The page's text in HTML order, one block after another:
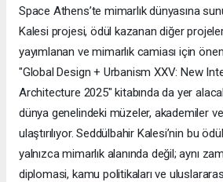
Space Athens’te mimarlık dünyasına
Kalesi projesi, ödül kazanan diğer
yayımlanan ve mimarlık camiası için
"Global Design + Urbanism XXV: New
Architecture 2025" kitabında da yer
dünya genelindeki müzeler, akademiler
ulaştırılıyor. Seddülbahir Kalesi’nin bu
yalnızca mimarlık alanında değil; aynı
diplomasi, kamu politikaları ve